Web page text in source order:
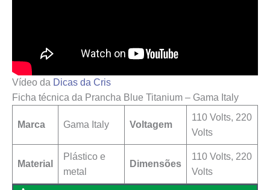
Vídeo da Dicas da Cris
Ficha técnica da Prancha Blue Titanium – Gama Italy
Marca Gama Italy Voltagem
110 Volts, 220
Volts
Material
Plástico e
metal
Dimensões
110 Volts, 220
Volts